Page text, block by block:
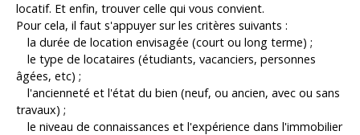
locatif. Et enfin, trouver celle qui vous convient.
Pour cela, il faut s'appuyer sur les critères suivants :
la durée de location envisagée (court ou long terme) ;
le type de locataires (étudiants, vacanciers, personnes
âgées, etc) ;
l'ancienneté et l'état du bien (neuf, ou ancien, avec ou sans
travaux) ;
le niveau de connaissances et l'expérience dans l'immobilier